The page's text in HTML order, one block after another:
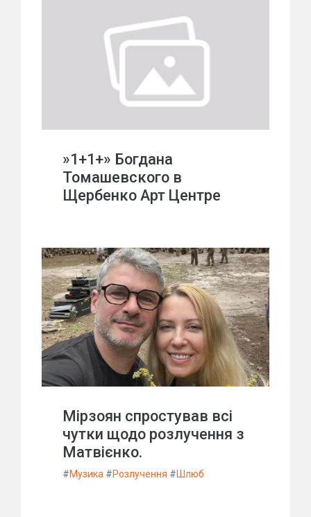
»1+1+» Богдана
Томашевского в
Щербенко Арт Центре
Мірзоян спростував всі
чутки щодо розлучення з
Матвієнко.
#Музика #Розлучення #Шлюб